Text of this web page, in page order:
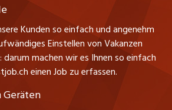
Jobs
Kunden so einfach und angenehm
Einstellen von Vakanzen
machen wir es Ihnen so einfach
einen Job zu erfassen.